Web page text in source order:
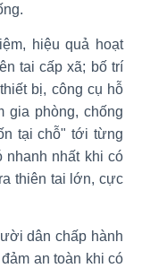
hiệu quả hoạt
tai cấp xã; bố trí
bị, công cụ hỗ
phòng, chống
tại chỗ" tới từng
nhanh nhất khi có
thiên tai lớn, cực
dân chấp hành
an toàn khi có